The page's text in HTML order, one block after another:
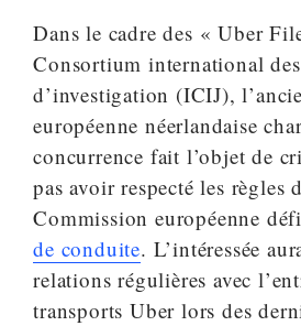
Dans le cadre des « Uber
Consortium international
d’investigation (ICIJ),
européenne néerlandaise
concurrence fait l’objet de
pas avoir respecté les règles
Commission européenne
de conduite. L’intéressée
relations régulières avec
transports Uber lors des